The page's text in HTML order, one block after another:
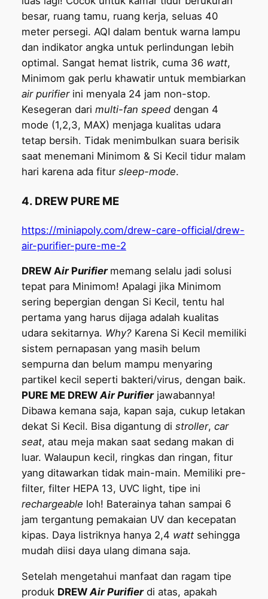
besar, ruang tamu, ruang kerja, seluas 40
meter persegi. AQI dalam bentuk warna lampu
dan indikator angka untuk perlindungan lebih
optimal. Sangat hemat listrik, cuma 36 watt,
Minimom gak perlu khawatir untuk membiarkan
air purifierini menyala 24 jam non-stop.
Kesegeran dari multi-fan speeddengan 4
mode (1,2,3, MAX) menjaga kualitas udara
tetap bersih. Tidak menimbulkan suara berisik
saat menemani Minimom & Si Kecil tidur malam
hari karena ada fitur sleep-mode.
4. DREW PURE ME
https://miniapoly.com/drew-care-official/drew-
air-purifier-pure-me-2
DREW Air Purifier memang selalu jadi solusi
tepat para Minimom! Apalagi jika Minimom
sering bepergian dengan Si Kecil, tentu hal
pertama yang harus dijaga adalah kualitas
udara sekitarnya. Why?Karena Si Kecil memiliki
sistem pernapasan yang masih belum
sempurna dan belum mampu menyaring
partikel kecil seperti bakteri/virus, dengan baik.
PURE ME DREWAir Purifierjawabannya!
Dibawa kemana saja, kapan saja, cukup letakan
dekat Si Kecil. Bisa digantung di stroller, car
seat, atau meja makan saat sedang makan di
luar. Walaupun kecil, ringkas dan ringan, fitur
yang ditawarkan tidak main-main. Memiliki pre-
filter, filter HEPA 13, UVC light, tipe ini
rechargeable loh! Baterainya tahan sampai 6
jam tergantung pemakaian UV dan kecepatan
kipas. Daya listriknya hanya 2,4 wattsehingga
mudah diisi daya ulang dimana saja.
Setelah mengetahui manfaat dan ragam tipe
produk DREWAir Purifierdi atas, apakah